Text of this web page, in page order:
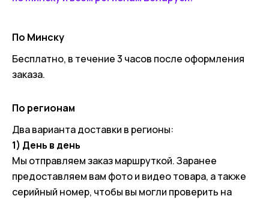
По Минску
Бесплатно, в течение 3 часов после оформления
заказа.
По регионам
Два варианта доставки в регионы:
1) День в день
Мы отправляем заказ маршруткой. Заранее
предоставляем вам фото и видео товара, а также
серийный номер, чтобы вы могли проверить на